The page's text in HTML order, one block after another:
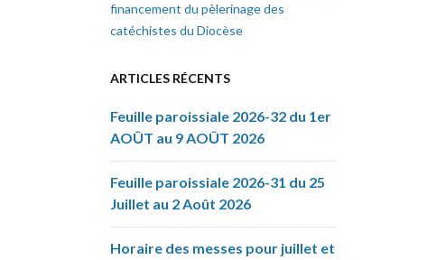
financement du pèlerinage des
catéchistes du Diocèse
ARTICLES RÉCENTS
Feuille paroissiale 2026-32 du 1er
AOÛT au 9 AOÛT 2026
Feuille paroissiale 2026-31 du 25
Juillet au 2 Août 2026
Horaire des messes pour juillet et